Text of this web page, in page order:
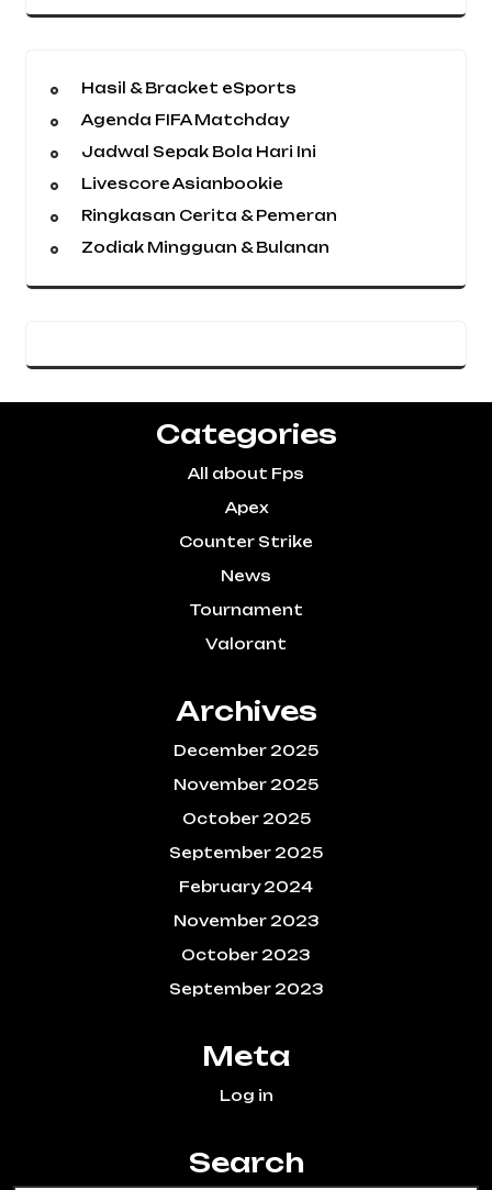
Hasil & Bracket eSports
Agenda FIFA Matchday
Jadwal Sepak Bola Hari Ini
Livescore Asianbookie
Ringkasan Cerita & Pemeran
Zodiak Mingguan & Bulanan
Categories
All about Fps
Apex
Counter Strike
News
Tournament
Valorant
Archives
December 2025
November 2025
October 2025
September 2025
February 2024
November 2023
October 2023
September 2023
Meta
Log in
Search